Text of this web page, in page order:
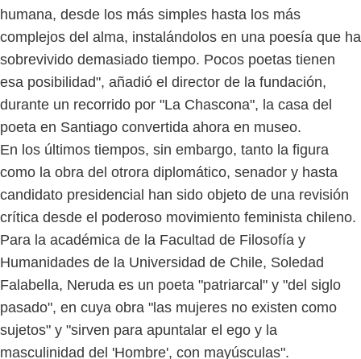
humana, desde los más simples hasta los más
complejos del alma, instalándolos en una poesía que ha
sobrevivido demasiado tiempo. Pocos poetas tienen
esa posibilidad", añadió el director de la fundación,
durante un recorrido por "La Chascona", la casa del
poeta en Santiago convertida ahora en museo.
En los últimos tiempos, sin embargo, tanto la figura
como la obra del otrora diplomático, senador y hasta
candidato presidencial han sido objeto de una revisión
crítica desde el poderoso movimiento feminista chileno.
Para la académica de la Facultad de Filosofía y
Humanidades de la Universidad de Chile, Soledad
Falabella, Neruda es un poeta "patriarcal" y "del siglo
pasado", en cuya obra "las mujeres no existen como
sujetos" y "sirven para apuntalar el ego y la
masculinidad del 'Hombre', con mayúsculas".